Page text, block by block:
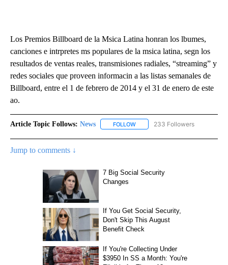
Los Premios Billboard de la Msica Latina honran los lbumes,
canciones e intrpretes ms populares de la msica latina, segn los
resultados de ventas reales, transmisiones radiales, “streaming” y
redes sociales que proveen informacin a las listas semanales de
Billboard, entre el 1 de febrero de 2014 y el 31 de enero de este
ao.
Article Topic Follows: News FOLLOW FOLLOW "NEWS" TO RECEIVE
233 Followers
Jump to comments ↓